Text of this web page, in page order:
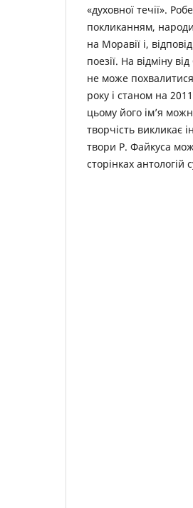
«духовної течії».
покликанням,
на Моравії і,
поезії. На відміну
не може
року і станом на
цьому його ім’я
творчість викликає
твори Р. Файкуса
сторінках антологій